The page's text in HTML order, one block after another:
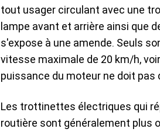
tout usager circulant avec une
lampe avant et arrière ainsi que
s'expose à une amende. Seuls
vitesse maximale de 20 km/h,
puissance du moteur ne doit
Les trottinettes électriques qui
routière sont généralement plus